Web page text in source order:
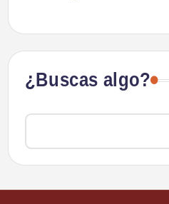
¿Buscas algo?